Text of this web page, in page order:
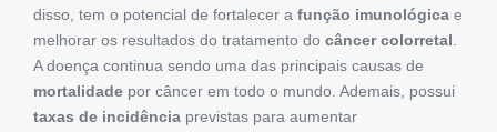
disso, tem o potencial de fortalecer a função imunológica e
melhorar os resultados do tratamento do câncer colorretal.
A doença continua sendo uma das principais causas de
mortalidade por câncer em todo o mundo. Ademais, possui
taxas de incidência previstas para aumentar